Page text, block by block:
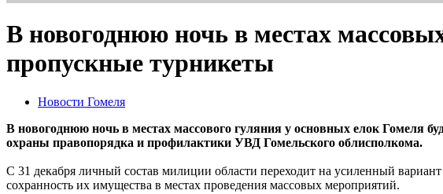
В новогоднюю ночь в местах
пропускные турникеты
Новости Гомеля
В новогоднюю ночь в местах массового гуляния у основных елок Гомеля
охраны правопорядка и профилактики УВД Гомельского облисполкома.
С 31 декабря личный состав милиции области переходит на усиленный
сохранность их имущества в местах проведения массовых мероприятий.